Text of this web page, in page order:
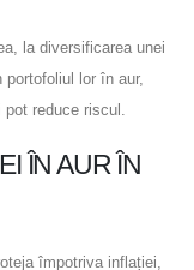
la diversificarea unei
lor în aur,
reduce riscul.
ÎN AUR ÎN
împotriva inflației,